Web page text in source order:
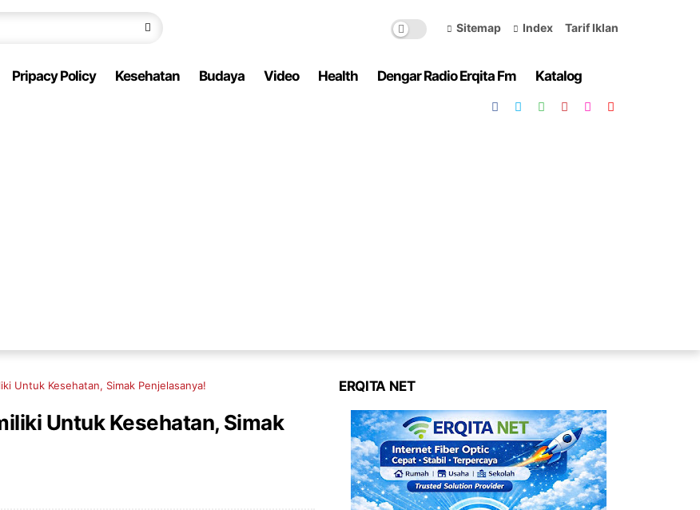
Sitemap Index Tarif Iklan
Pripacy Policy Kesehatan Budaya Video Health Dengar Radio Erqita Fm Katalog
Untuk Kesehatan, Simak Penjelasanya!
Untuk Kesehatan, Simak
ERQITA NET